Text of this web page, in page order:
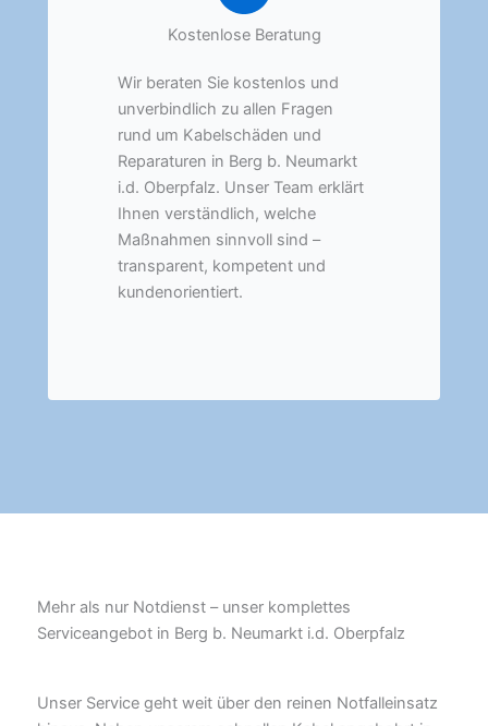
Kostenlose Beratung
Wir beraten Sie kostenlos und
unverbindlich zu allen Fragen
rund um Kabelschäden und
Reparaturen in Berg b. Neumarkt
i.d. Oberpfalz. Unser Team erklärt
Ihnen verständlich, welche
Maßnahmen sinnvoll sind –
transparent, kompetent und
kundenorientiert.
Mehr als nur Notdienst – unser komplettes
Serviceangebot in Berg b. Neumarkt i.d. Oberpfalz
Unser Service geht weit über den reinen Notfalleinsatz